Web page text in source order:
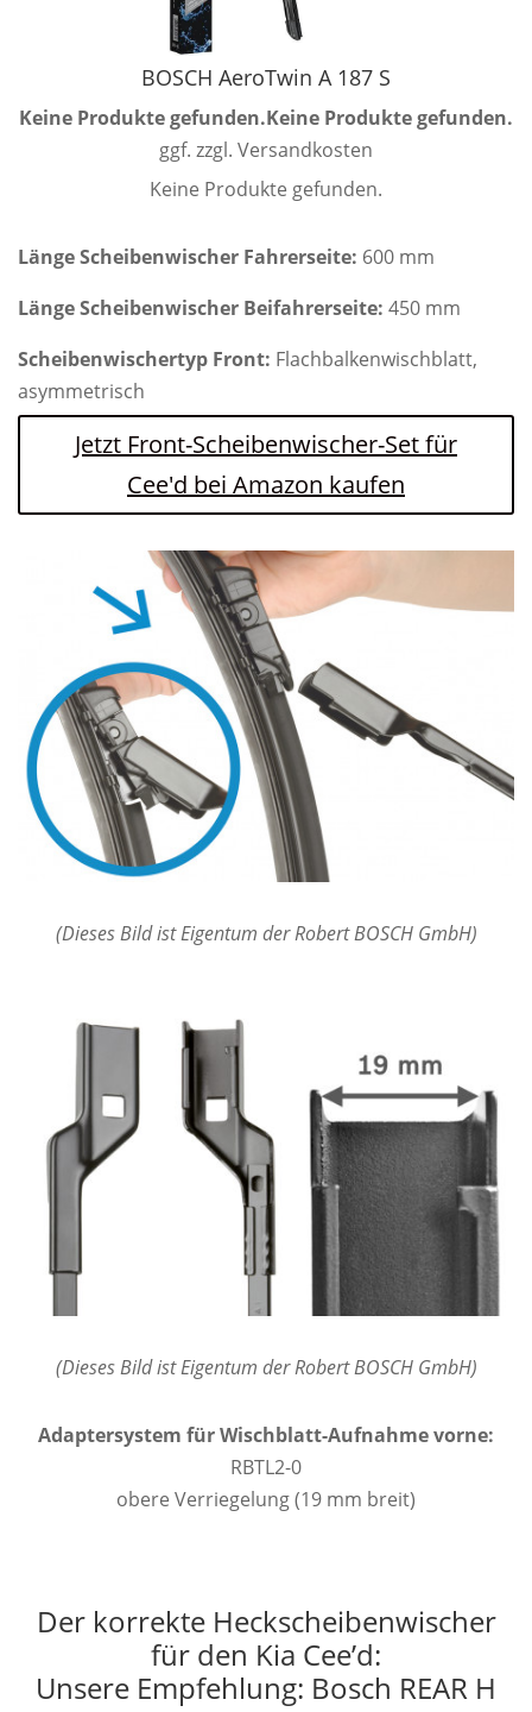
BOSCH AeroTwin A 187 S
Keine Produkte gefunden.Keine Produkte gefunden.
ggf. zzgl. Versandkosten
Keine Produkte gefunden.
Länge Scheibenwischer Fahrerseite: 600 mm
Länge Scheibenwischer Beifahrerseite: 450 mm
Scheibenwischertyp Front: Flachbalkenwischblatt,
asymmetrisch
Jetzt Front-Scheibenwischer-Set für
Cee'd bei Amazon kaufen
(Dieses Bild ist Eigentum der Robert BOSCH GmbH)
(Dieses Bild ist Eigentum der Robert BOSCH GmbH)
Adaptersystem für Wischblatt-Aufnahme vorne:
RBTL2-0
obere Verriegelung (19 mm breit)
Der korrekte Heckscheibenwischer
für den Kia Cee’d:
Unsere Empfehlung: Bosch REAR H